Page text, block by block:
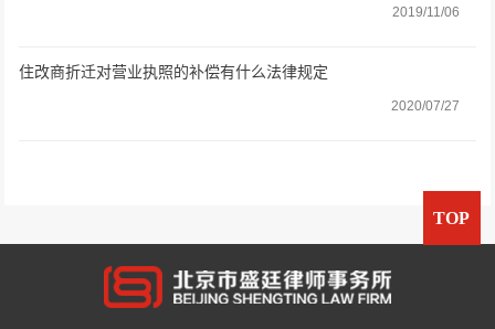
2019/11/06
住改商折迁对营业执照的补偿有什么法律规定
2020/07/27
TOP